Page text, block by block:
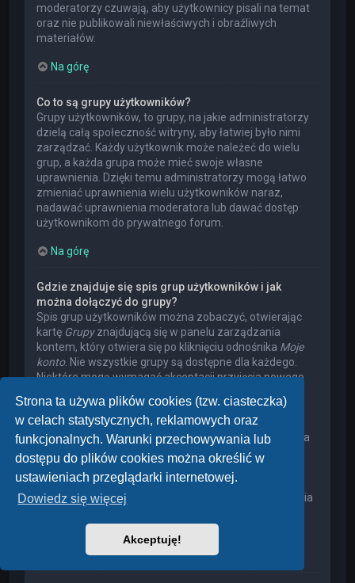
Strona ta używa plików cookies (tzw. ciasteczka)
w celach statystycznych, reklamowych oraz
funkcjonalnych. Warunki przechowywania lub
dostępu do plików cookies można określić w
ustawieniach przeglądarki internetowej.
Dowiedz się więcej
Akceptuję!
moderatorzy czuwają, aby użytkownicy pisali na temat
oraz nie publikowali niewłaściwych i obraźliwych
materiałów.
Na górę
Co to są grupy użytkowników?
Grupy użytkowników, to grupy, na jakie administratorzy
dzielą całą społeczność witryny, aby łatwiej było nimi
zarządzać. Każdy użytkownik może należeć do wielu
grup, a każda grupa może mieć swoje własne
uprawnienia. Dzięki temu administratorzy mogą łatwo
zmieniać uprawnienia wielu użytkowników naraz,
nadawać uprawnienia moderatora lub dawać dostęp
użytkownikom do prywatnego forum.
Na górę
Gdzie znajduje się spis grup użytkowników i jak
można dołączyć do grupy?
Spis grup użytkowników można zobaczyć, otwierając
kartę Grupyznajdującą się w panelu zarządzania
kontem, który otwiera się po kliknięciu odnośnika Moje
konto. Nie wszystkie grupy są dostępne dla każdego.
Niektóre mogą wymagać akceptacji przyjęcia nowego
mogą mieć ukrytych członków. Użytkownik może
poprosić o przyjęcie do danej grupy, naciskając
odpowiedni przycisk. Prośba o przyjęcie do grupy, która
wymaga akceptacji przyjęcia nowego członka, musi
zostać zaakceptowana przez lidera grupy. Może on
poprosić użytkownika o podanie wyjaśnień, dlaczego
chce on dołączyć do tej grupy. W przypadku otrzymania
pytaniami – widocznie miał on swoje powody.
Na górę